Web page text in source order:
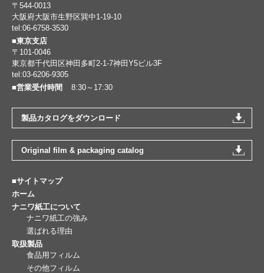
〒544-0013
大阪府大阪市生野区巽中1-19-10
tel:06-6758-3530
■東京支店
〒101-0046
東京都千代田区神田多町2-1-7神田Y5ビル3F
tel:03-6206-9305
■営業受付時間
8:30～17:30
製品カタログをダウンロード
Original film & packaging catalog
■サイトマップ
ホーム
ナニワ紙工について
ナニワ紙工の強み
選ばれる理由
取扱製品
食品用フィルム
その他フィルム